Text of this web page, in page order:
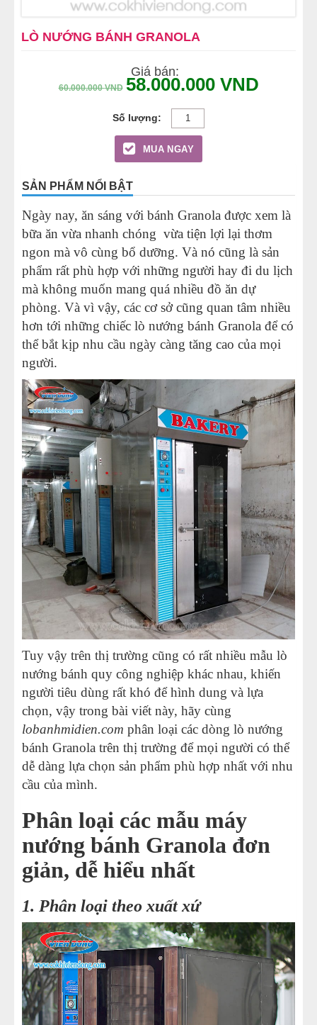
LÒ NƯỚNG BÁNH GRANOLA
Giá bán:
60.000.000VND 58.000.000 VND
MUA NGAY
SẢN PHẨM NỔI BẬT
Ngày nay, ăn sáng với bánh Granola được xem là
bữa ăn vừa nhanh chóng vừa tiện lợi lại thơm
ngon mà vô cùng bổ dưỡng. Và nó cũng là sản
phẩm rất phù hợp với những người hay đi du lịch
mà không muốn mang quá nhiều đồ ăn dự
phòng. Và vì vậy, các cơ sở cũng quan tâm nhiều
hơn tới những chiếc lò nướng bánh Granola để có
thể bắt kịp nhu cầu ngày càng tăng cao của mọi
người.
Tuy vậy trên thị trường cũng có rất nhiều mẫu lò
nướng bánh quy công nghiệp khác nhau, khiến
người tiêu dùng rất khó để hình dung và lựa
chọn, vậy trong bài viết này, hãy cùng
lobanhmidien.com phân loại các dòng lò nướng
bánh Granola trên thị trường để mọi người có thể
dễ dàng lựa chọn sản phẩm phù hợp nhất với nhu
cầu của mình.
Phân loại các mẫu máy
nướng bánh Granola đơn
giản, dễ hiểu nhất
1. Phân loại theo xuất xứ
LINH KIỆN THIẾT BỊ LÀM BÁNH
DÂY CHUYỀN LÀM BÁNH MÌ
DÂY CHUYỀN LÀM BÁNH NGỌT
DÂY CHUYỀN LÀM BÁNH BAO
DÂY CHUYỀN LÀM BÁNH TRUNG THU
THIẾT BỊ VIỄN ĐÔNG